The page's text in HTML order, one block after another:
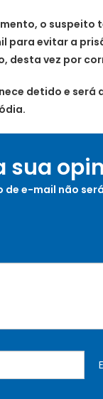
o suspeito
para evitar a
desta vez por
detido e será
sua
de e-mail não